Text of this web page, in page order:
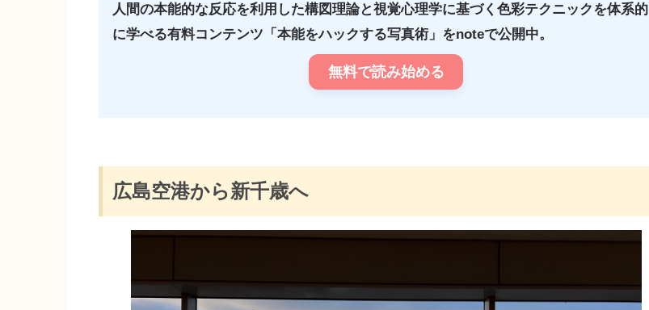
人間の本能的な反応を利用した構図理論と視覚心理学に基づく色彩テクニックを体系的
に学べる有料コンテンツ「本能をハックする写真術」をnoteで公開中。
無料で読み始める
広島空港から新千歳へ